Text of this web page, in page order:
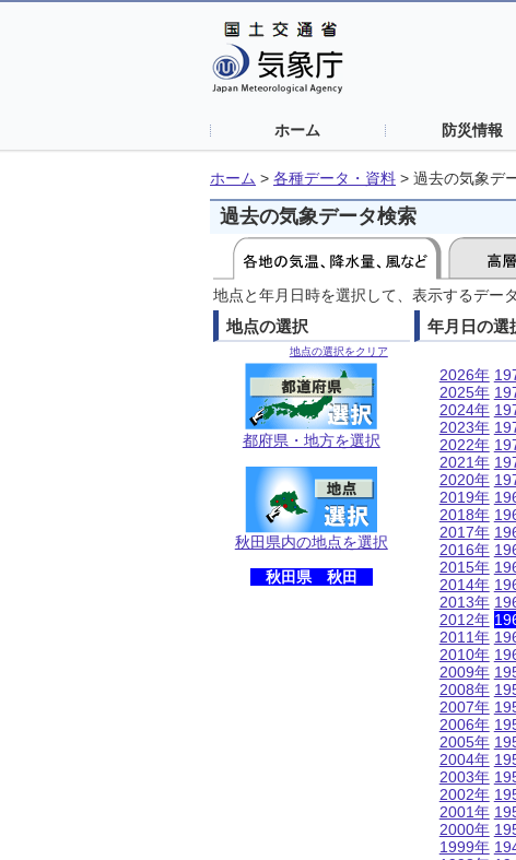
ホーム 防災情報
ホーム > 各種データ・資料 > 過去の気象デ
過去の気象データ検索
地点と年月日時を選択して、表示するデー
地点の選択
地点の選択をクリア
都府県・地方を選択
秋田県内の地点を選択
秋田県 秋田
年月日の選
2026年
2025年
2024年
2023年
2022年
2021年
2020年
2019年
2018年
2017年
2016年
2015年
2014年
2013年
2012年
2011年
2010年
2009年
2008年
2007年
2006年
2005年
2004年
2003年
2002年
2001年
2000年
1999年